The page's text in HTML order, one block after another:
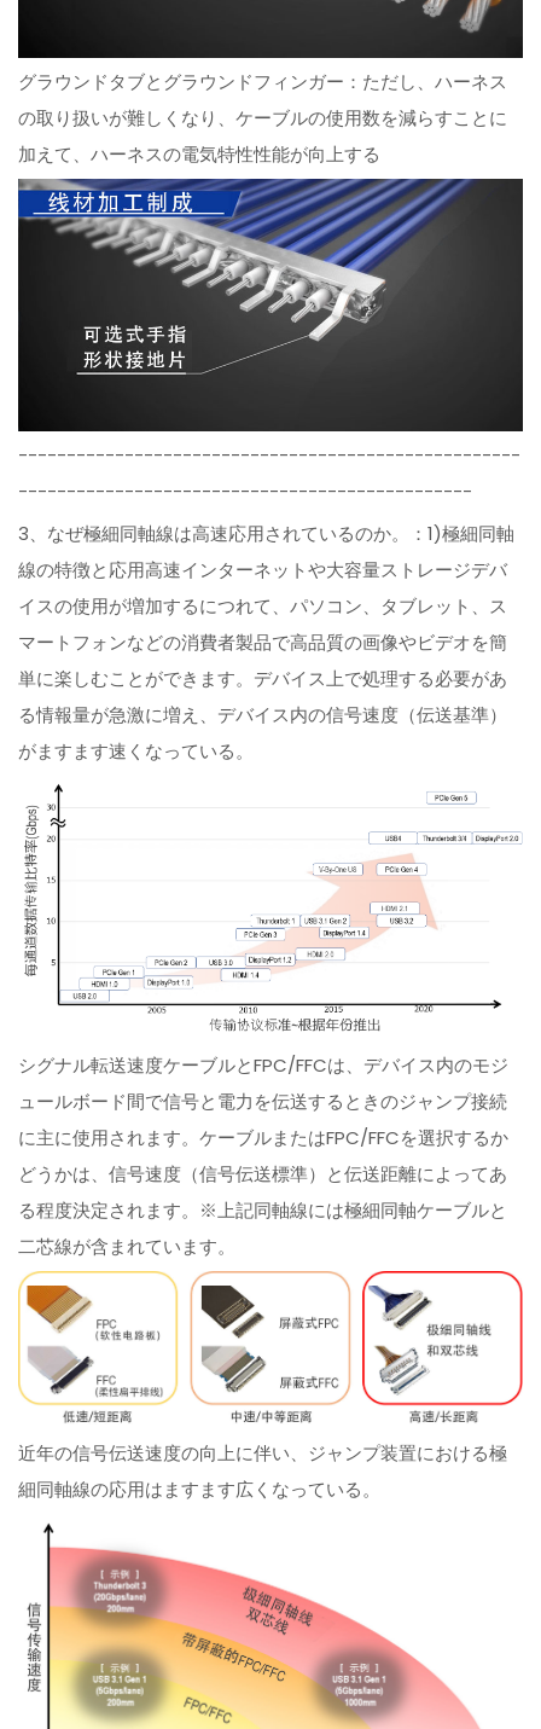
グラウンドタブとグラウンドフィンガー：ただし、ハーネス
の取り扱いが難しくなり、ケーブルの使用数を減らすことに
加えて、ハーネスの電気特性性能が向上する
----------------------------------------------------
-----------------------------------------------
3、なぜ極細同軸線は高速応用されているのか。：1)極細同軸
線の特徴と応用高速インターネットや大容量ストレージデバ
イスの使用が増加するにつれて、パソコン、タブレット、ス
マートフォンなどの消費者製品で高品質の画像やビデオを簡
単に楽しむことができます。デバイス上で処理する必要があ
る情報量が急激に増え、デバイス内の信号速度（伝送基準）
がますます速くなっている。
シグナル転送速度ケーブルとFPC/FFCは、デバイス内のモジ
ュールボード間で信号と電力を伝送するときのジャンプ接続
に主に使用されます。ケーブルまたはFPC/FFCを選択するか
どうかは、信号速度（信号伝送標準）と伝送距離によってあ
る程度決定されます。※上記同軸線には極細同軸ケーブルと
二芯線が含まれています。
近年の信号伝送速度の向上に伴い、ジャンプ装置における極
細同軸線の応用はますます広くなっている。